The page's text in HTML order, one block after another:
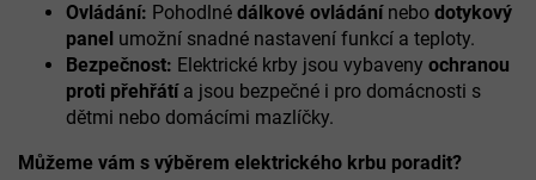
i
s
u
Ovládání: Pohodlné dálkové ovládánínebo dotykový
panel umožní snadné nastavení funkcí a teploty.
Bezpečnost: Elektrické krby jsou vybaveny ochranou
proti přehřátía jsou bezpečné i pro domácnosti s
dětmi nebo domácími mazlíčky.
Můžeme vám s výběrem elektrického krbu poradit?